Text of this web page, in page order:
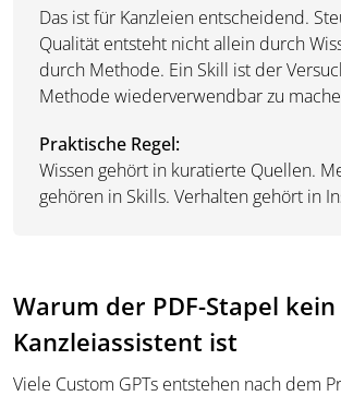
Das ist für Kanzleien entscheidend.
Qualität entsteht nicht allein durch
durch Methode. Ein Skill ist der
Methode wiederverwendbar zu
Praktische Regel:
Wissen gehört in kuratierte Quellen.
gehören in Skills. Verhalten gehört in
Warum der PDF-Stapel kein
Kanzleiassistent ist
Viele Custom GPTs entstehen nach dem